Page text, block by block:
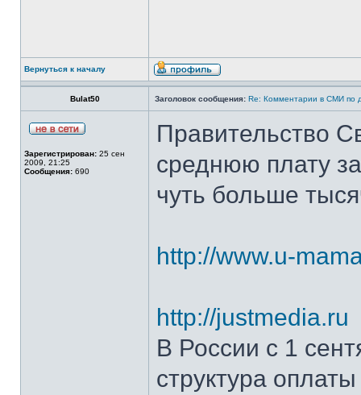
Вернуться к началу
Bulat50 Заголовок сообщения: Re: Комментарии в СМИ по
Зарегистрирован: 25 сен
2009, 21:25
Сообщения: 690
Правительство
среднюю плату
чуть больше
http://www.u-
http://justmedia.ru
В России с 1
структура